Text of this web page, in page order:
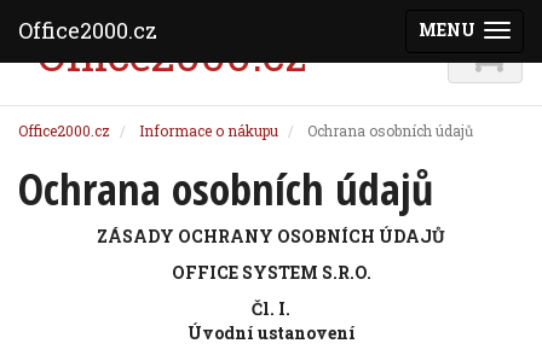
Office2000.cz Informace o nákupu Ochrana osobních údajů
Ochrana osobních údajů
ZÁSADY OCHRANY OSOBNÍCH ÚDAJŮ
OFFICE SYSTEM S.R.O.
Čl. I.
Úvodní ustanovení
MENU
Office2000.cz